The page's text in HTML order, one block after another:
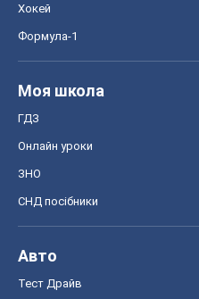
Хокей
Формула-1
Моя школа
ГДЗ
Онлайн уроки
ЗНО
СНД посібники
Авто
Тест Драйв